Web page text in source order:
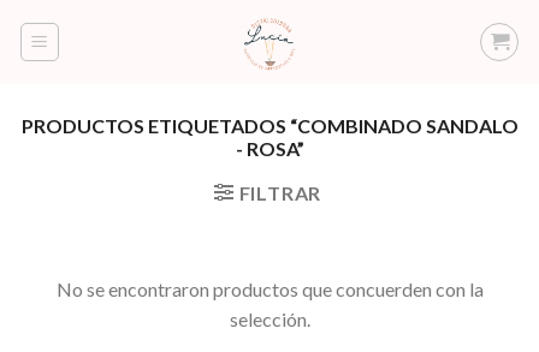
PRODUCTOS ETIQUETADOS “COMBINADO SANDALO
- ROSA”
FILTRAR
No se encontraron productos que concuerden con la
selección.